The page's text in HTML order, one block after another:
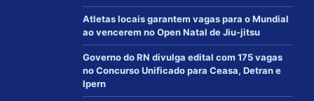
Atletas locais garantem vagas para o Mundial
ao vencerem no Open Natal de Jiu-jitsu
Governo do RN divulga edital com 175 vagas
no Concurso Unificado para Ceasa, Detran e
Ipern